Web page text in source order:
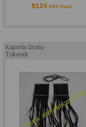
₺124 KDV Dahil
Kaporta Grubu
Tükendi